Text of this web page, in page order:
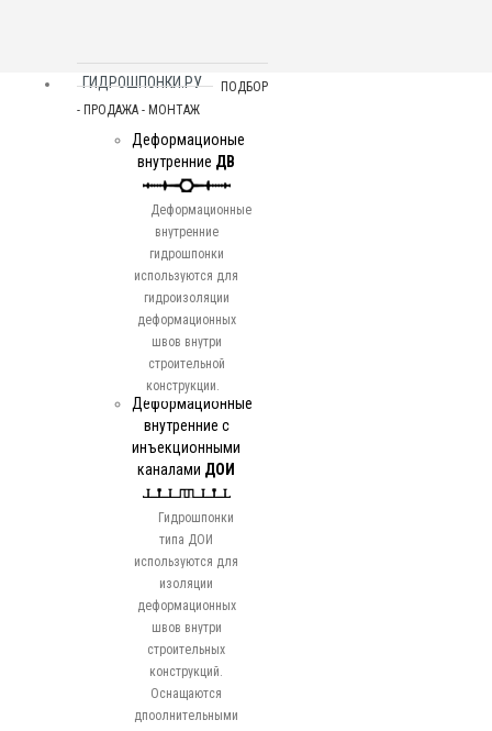
ГИДРОШПОНКИ.РУ
ПОДБОР
- ПРОДАЖА - МОНТАЖ
Деформационые
внутренние ДВ
Деформационные
внутренние
гидрошпонки
используются для
гидроизоляции
деформационных
швов внутри
строительной
конструкции.
Деформационные
внутренние с
инъекционными
каналами ДОИ
Гидрошпонки
типа ДОИ
используются для
изоляции
деформационных
швов внутри
строительных
конструкций.
Оснащаются
дпоолнительными